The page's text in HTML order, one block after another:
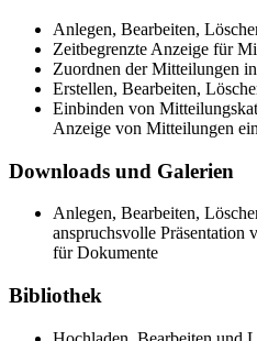
Anlegen, Bearbeiten,
Zeitbegrenzte Anzeige für
Zuordnen der Mitteilungen
Erstellen, Bearbeiten,
Einbinden von
Anzeige von Mitteilungen
Downloads und Galerien
Anlegen, Bearbeiten,
anspruchsvolle Präsentation
für Dokumente
Bibliothek